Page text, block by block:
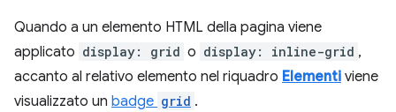
Quando a un elemento HTML della pagina viene
applicato display: grid o display: inline-grid ,
accanto al relativo elemento nel riquadro Elementi viene
visualizzato un badge grid .